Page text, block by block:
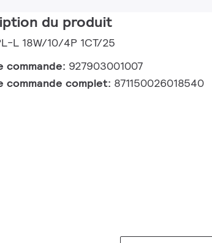
du produit
L 18W/10/4P 1CT/25
commande: 927903001007
commande complet: 871150026018540